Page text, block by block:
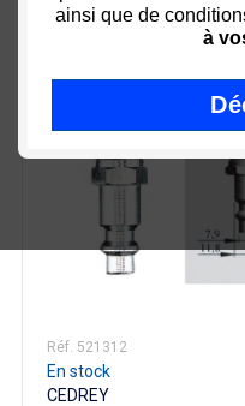
Réf. 521312
En stock
CEDREY
ainsi que de
à